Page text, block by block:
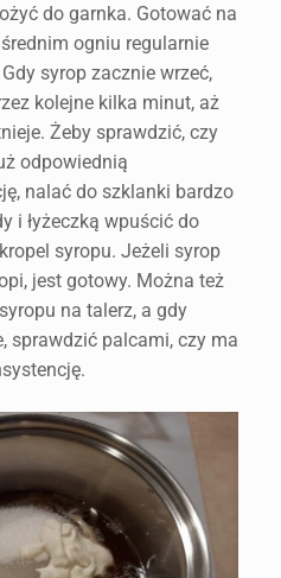
do garnka. Gotować na
ogniu regularnie
syrop zacznie wrzeć,
kolejne kilka minut, aż
Żeby sprawdzić, czy
odpowiednią
nalać do szklanki bardzo
i łyżeczką wpuścić do
syropu. Jeżeli syrop
jest gotowy. Można też
na talerz, a gdy
sprawdzić palcami, czy ma